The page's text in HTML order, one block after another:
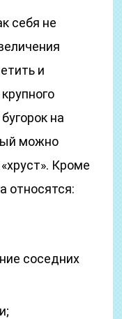
себя не
и
на
можно
Кроме
относятся:
соседних